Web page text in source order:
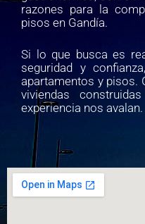
razones para la
pisos en Gandía.
Si lo que busca es
seguridad y
apartamentos y pisos.
viviendas
experiencia nos avalan.